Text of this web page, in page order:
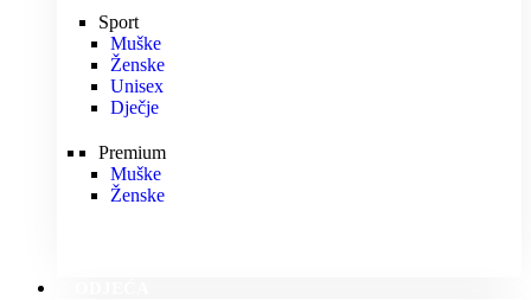
Sport
Muške
Ženske
Unisex
Dječje
Premium
Muške
Ženske